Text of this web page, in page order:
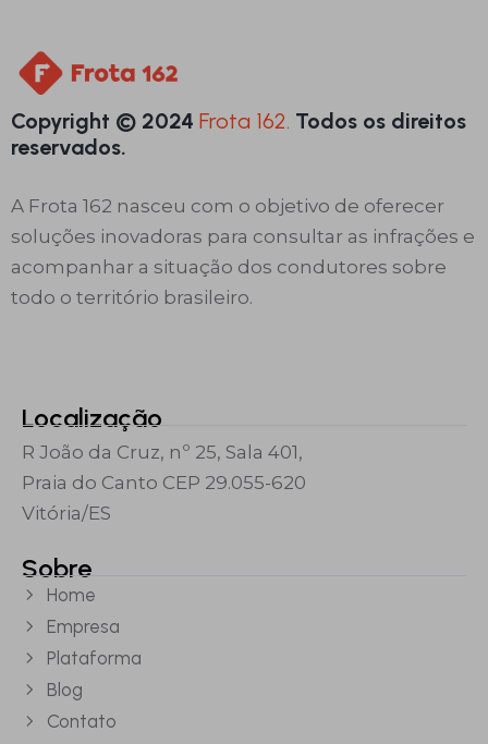
Copyright © 2024 Frota 162. Todos os direitos
reservados.
A Frota 162 nasceu com o objetivo de oferecer
soluções inovadoras para consultar as infrações e
acompanhar a situação dos condutores sobre
todo o território brasileiro.
Localização
R João da Cruz, nº 25, Sala 401,
Praia do Canto CEP 29.055-620
Vitória/ES
Sobre
Home
Empresa
Plataforma
Blog
Contato